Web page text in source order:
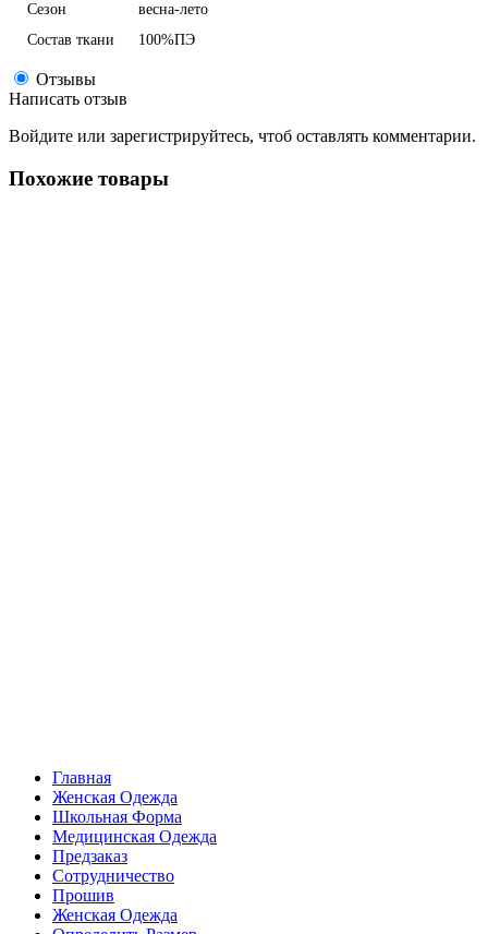
Сезон
весна-лето
Состав ткани
100%ПЭ
Отзывы
Написать отзыв
Войдите или зарегистрируйтесь, чтоб оставлять комментарии.
Похожие товары
Главная
Женская Одежда
Школьная Форма
Медицинская Одежда
Предзаказ
Сотрудничество
Прошив
Женская Одежда